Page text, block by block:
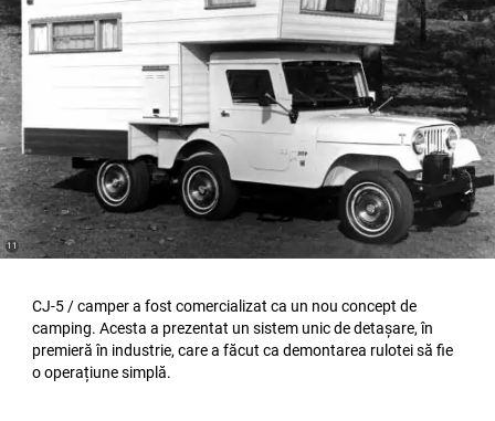
CJ-5 / camper a fost comercializat ca un nou concept de
camping. Acesta a prezentat un sistem unic de detașare, în
premieră în industrie, care a făcut ca demontarea rulotei să fie
o operațiune simplă.
(
Disclosure
11)